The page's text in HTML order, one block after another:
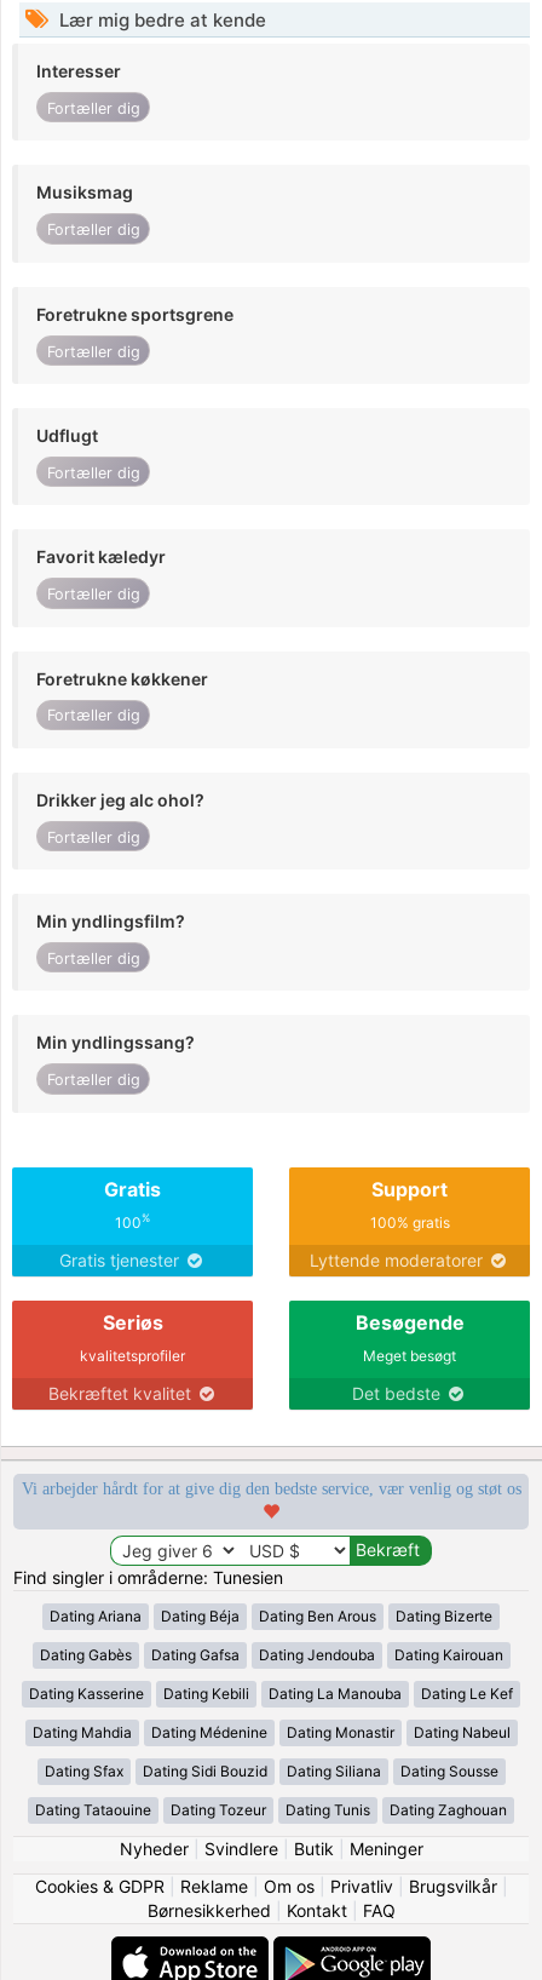
Lær mig bedre at kende
Interesser
Fortæller dig
Musiksmag
Fortæller dig
Foretrukne sportsgrene
Fortæller dig
Udflugt
Fortæller dig
Favorit kæledyr
Fortæller dig
Foretrukne køkkener
Fortæller dig
Drikker jeg alc ohol?
Fortæller dig
Min yndlingsfilm?
Fortæller dig
Min yndlingssang?
Fortæller dig
Gratis
100%
Gratis tjenester
Support
100% gratis
Lyttende moderatorer
Seriøs
kvalitetsprofiler
Bekræftet kvalitet
Besøgende
Meget besøgt
Det bedste
Vi arbejder hårdt for at give dig den bedste service, vær venlig og støt os
Find singler i områderne: Tunesien
Dating Ariana Dating Béja Dating Ben Arous Dating Bizerte
Dating Gabès Dating Gafsa Dating Jendouba Dating Kairouan
Dating Kasserine Dating Kebili Dating La Manouba Dating Le Kef
Dating Mahdia Dating Médenine Dating Monastir Dating Nabeul
Dating Sfax Dating Sidi Bouzid Dating Siliana Dating Sousse
Dating Tataouine Dating Tozeur Dating Tunis Dating Zaghouan
Nyheder| Svindlere| Butik
Meninger
Cookies & GDPR
Reklame| Om os| Privatliv| Brugsvilkår|
Børnesikkerhed
Kontakt| FAQ